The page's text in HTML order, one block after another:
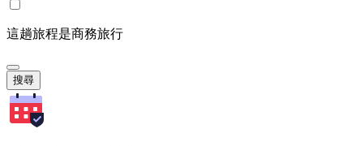
這趟旅程是商務旅行
搜尋